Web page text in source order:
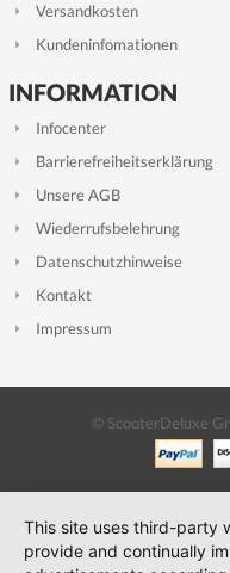
Versandkosten
Kundeninfomationen
INFORMATION
Infocenter
Barrierefreiheitserklärung
Unsere AGB
Wiederrufsbelehrung
Datenschutzhinweise
Kontakt
Impressum
© ScooterDeluxe
This site uses third-party
provide and continually